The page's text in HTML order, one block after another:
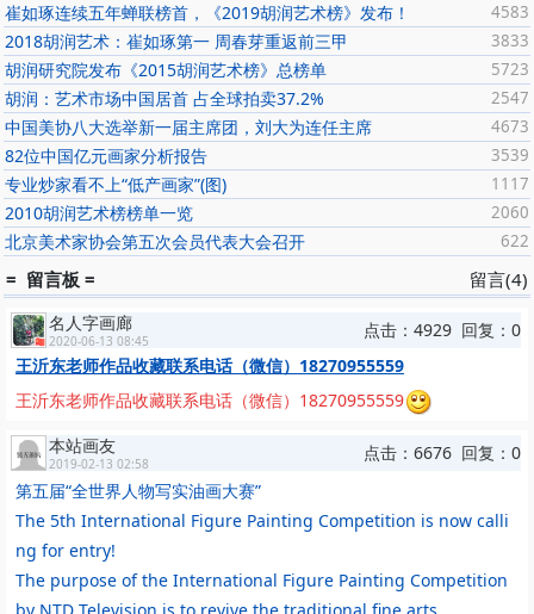
4583
崔如琢连续五年蝉联榜首，《2019胡润艺术榜》发布！
3833
2018胡润艺术：崔如琢第一 周春芽重返前三甲
5723
胡润研究院发布《2015胡润艺术榜》总榜单
2547
胡润：艺术市场中国居首 占全球拍卖37.2%
4673
中国美协八大选举新一届主席团，刘大为连任主席
3539
82位中国亿元画家分析报告
1117
专业炒家看不上“低产画家”(图)
2060
2010胡润艺术榜榜单一览
622
北京美术家协会第五次会员代表大会召开
留言(4)
= 留言板 =
名人字画廊
2020-06-13 08:45
点击：4929 回复：0
王沂东老师作品收藏联系电话（微信）18270955559
王沂东老师作品收藏联系电话（微信）18270955559
本站画友
2019-02-13 02:58
点击：6676 回复：0
第五届“全世界人物写实油画大赛”
The 5th International Figure Painting Competition is now calli
ng for entry!
The purpose of the International Figure Painting Competition